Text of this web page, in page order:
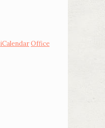
iCalendarOffice